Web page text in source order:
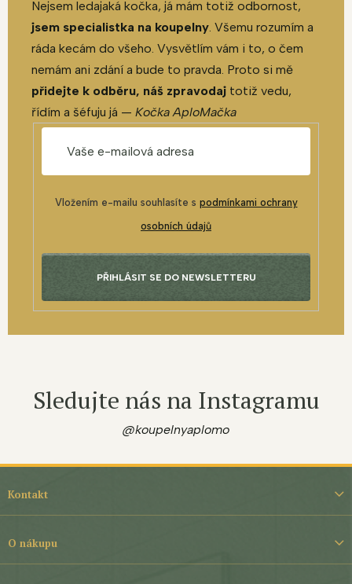
Nejsem ledajaká kočka, já mám totiž odbornost,
jsem specialistka na koupelny. Všemu rozumím a
ráda kecám do všeho. Vysvětlím vám i to, o čem
nemám ani zdání a bude to pravda. Proto si mě
přidejte k odběru, náš zpravodaj totiž vedu,
řídím a šéfuju já — Kočka AploMačka
Vložením e-mailu souhlasíte s podmínkami ochrany
osobních údajů
PŘIHLÁSIT SE DO NEWSLETTERU
Sledujte nás na Instagramu
@koupelnyaplomo
p
í
Kontakt
O nákupu